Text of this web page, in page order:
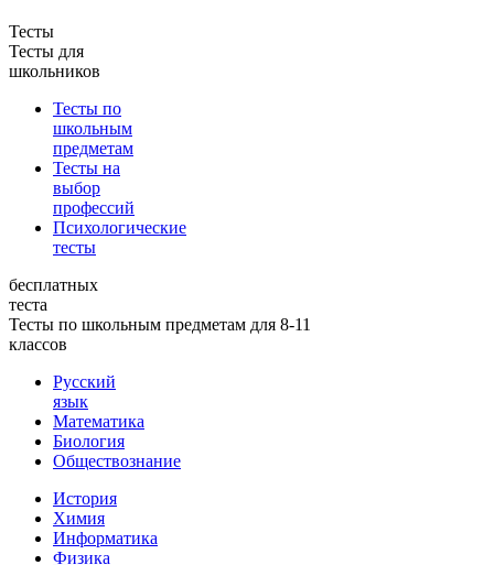
Тесты
Тесты для
школьников
Тесты по
школьным
предметам
Тесты на
выбор
профессий
Психологические
тесты
бесплатных
теста
Тесты по школьным предметам для 8-11
классов
Русский
язык
Математика
Биология
Обществознание
История
Химия
Информатика
Физика